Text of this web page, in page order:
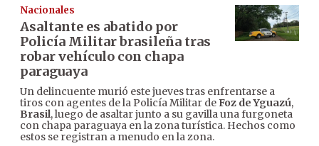
Nacionales
Asaltante es abatido por
Policía Militar brasileña tras
robar vehículo con chapa
paraguaya
Un delincuente murió este jueves tras enfrentarse a
tiros con agentes de la Policía Militar deFoz de Yguazú,
Brasil, luego de asaltar junto a su gavilla una furgoneta
con chapa paraguaya en la zona turística. Hechos como
estos se registran a menudo en la zona.